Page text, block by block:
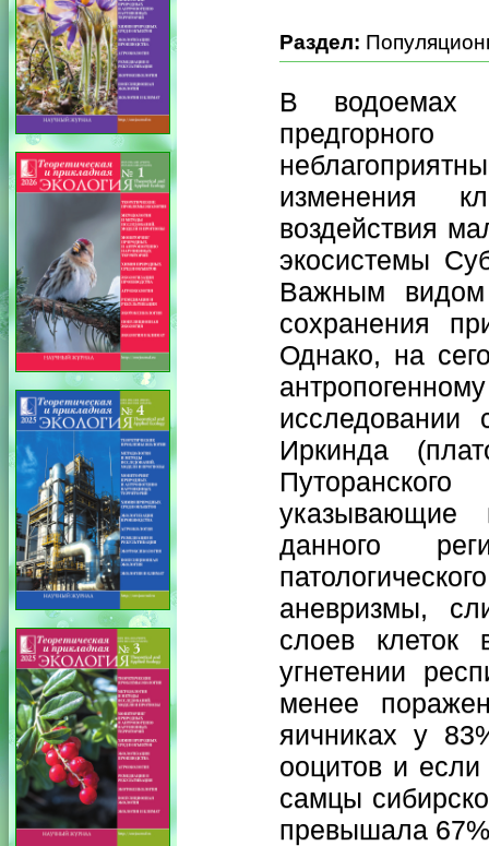
Раздел:
В водоемах
изменения
воздействия
экосистемы
Важным
сохранения
Однако, на
исследовании
Иркинда
указывающие
данного
аневризмы,
слоев клеток
угнетении
менее
яичниках у
ооцитов и
самцы
превышала